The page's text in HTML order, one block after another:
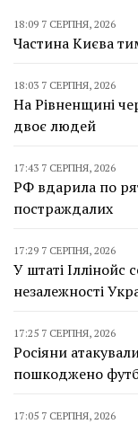
18:09 7 СЕРПНЯ, 2026
Частина Києва
18:03 7 СЕРПНЯ, 2026
На Рівненщині
двоє людей
17:43 7 СЕРПНЯ, 2026
РФ вдарила по
постраждалих
17:29 7 СЕРПНЯ, 2026
У штаті Іллінойс
незалежності
17:25 7 СЕРПНЯ, 2026
Росіяни
пошкоджено
17:05 7 СЕРПНЯ, 2026